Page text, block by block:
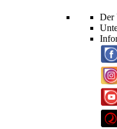
Der